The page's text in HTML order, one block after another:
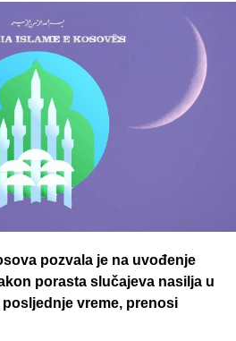
pozvala je na uvođenje
porasta slučajeva nasilja u
vreme, prenosi